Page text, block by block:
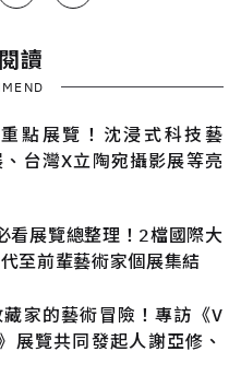
讀
點展覽！沈浸式科技藝
台灣X立陶宛攝影展等亮
看展覽總整理！2檔國際大
至前輩藝術家個展集結
家的藝術冒險！專訪《V
展覽共同發起人謝亞修、